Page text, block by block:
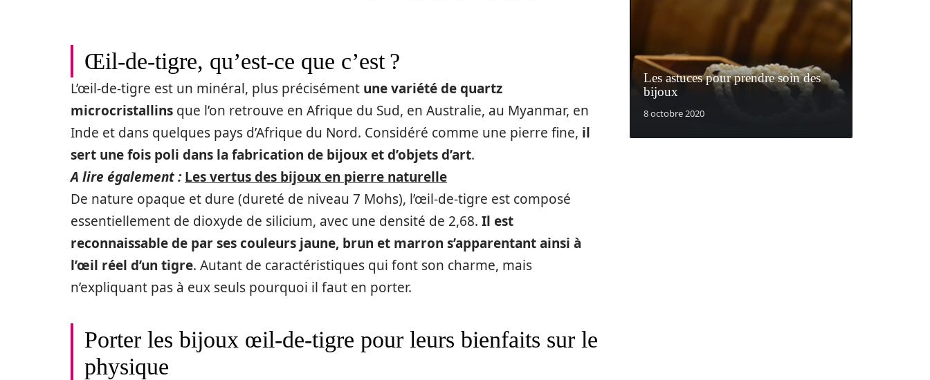
Œil-de-tigre, qu’est-ce que c’est ?
L’œil-de-tigre est un minéral, plus précisément une variété de quartz
microcristallins que l’on retrouve en Afrique du Sud, en Australie, au Myanmar, en
Inde et dans quelques pays d’Afrique du Nord. Considéré comme une pierre fine, il
sert une fois poli dans la fabrication de bijoux et d’objets d’art.
A lire également : Les vertus des bijoux en pierre naturelle
De nature opaque et dure (dureté de niveau 7 Mohs), l’œil-de-tigre est composé
essentiellement de dioxyde de silicium, avec une densité de 2,68. Il est
reconnaissable de par ses couleurs jaune, brun et marron s’apparentant ainsi à
l’œil réel d’un tigre. Autant de caractéristiques qui font son charme, mais
n’expliquant pas à eux seuls pourquoi il faut en porter.
Porter les bijoux œil-de-tigre pour leurs bienfaits sur le
physique
Les astuces pour prendre soin des
bijoux
8 octobre 2020